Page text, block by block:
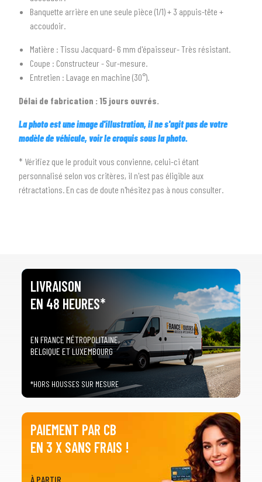
Toutes les marques
PRÉCISEZ LE MODÈLE
Tous les modèles
Banquette arrière en une seule pièce (1/1) + 3 appuis-tête +
accoudoir.
Matière : Tissu Jacquard- 6 mm d'épaisseur- Très résistant.
Coupe : Constructeur - Sur-mesure.
Entretien : Lavage en machine (30°).
Délai de fabrication : 15 jours ouvrés.
La photo est une image d'illustration, il ne s'agit pas de votre
modèle de véhicule, voir le croquis sous la photo.
* Vérifiez que le produit vous convienne, celui-ci étant
personnalisé selon vos critères, il n'est pas éligible aux
rétractations. En cas de doute n'hésitez pas à nous consulter.
LIVRAISON
EN 48 HEURES*
EN FRANCE MÉTROPOLITAINE,
BELGIQUE ET LUXEMBOURG
*HORS HOUSSES SUR MESURE
PAIEMENT PAR CB
EN 3 X SANS FRAIS !
À PARTIR